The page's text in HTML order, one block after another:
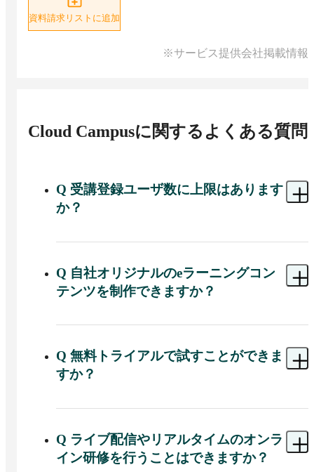
資料請求リストに追加
※サービス提供会社掲載情報
Cloud Campusに関するよくある質問
Q 受講登録ユーザ数に上限はあります
か？
A 受講登録ユーザ数に上限はありません。Entry／
無制限で、ユーザ数が増えても受講登録者数に応
じた追加料金は発生せず、月額料金はプランごと
の定額のままです。
Q 自社オリジナルのeラーニングコン
テンツを制作できますか？
A Cloud Campusにはコンテンツ制作機能が標準で
ンテンツをブラウザ上で制作可能です。
パソコン1台があれば、PDF化した資料をアップロ
「動画＋スライド」形式のコンテンツを作成し、
作成できます。専門的な編集ソフトや高度なITス
キルがなくても、社内で研修コンテンツを内製で
Q 無料トライアルで試すことができま
すか？
A Cloud Campusは、本契約前に無料トライアル環
運用用途にも無料トライアルを利用でき、トライ
アル自体の利用料は発生しません。トライアル環
境ではロール（権限）設定やグループ作成、コン
Q ライブ配信やリアルタイムのオンラ
イン研修を行うことはできますか？